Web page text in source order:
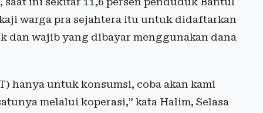
warga pra sejahtera itu untuk didaftarkan
dan wajib yang dibayar menggunakan dana
hanya untuk konsumsi, coba akan kami
melalui koperasi,” kata Halim, Selasa